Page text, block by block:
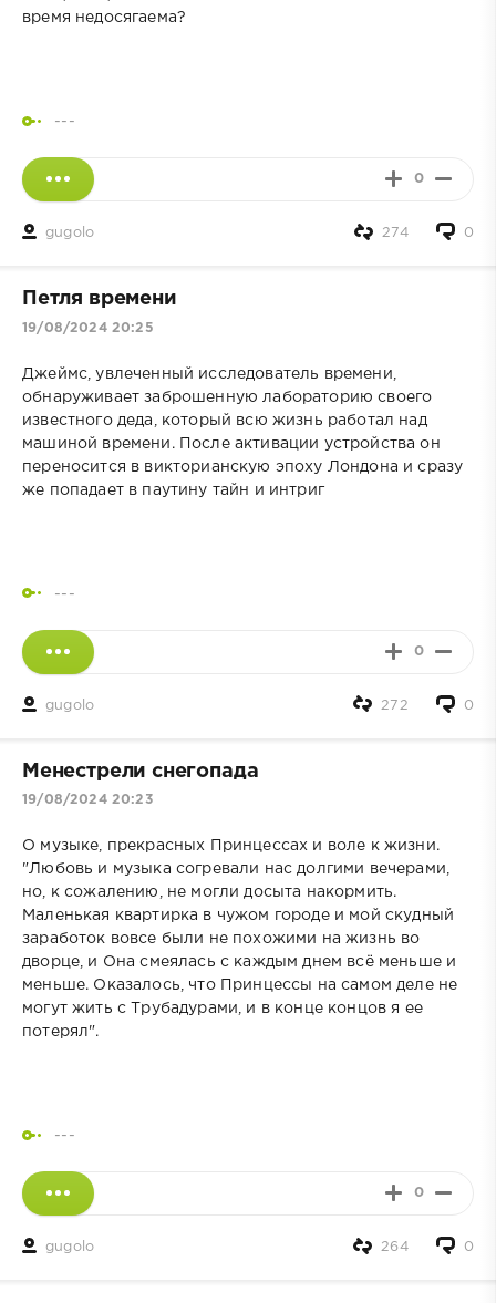
время недосягаема?
---
0
gugolo 0
274
Петля времени
19/08/2024 20:25
Джеймс, увлеченный исследователь времени,
обнаруживает заброшенную лабораторию своего
известного деда, который всю жизнь работал над
машиной времени. После активации устройства он
переносится в викторианскую эпоху Лондона и сразу
же попадает в паутину тайн и интриг
---
0
gugolo 0
272
Менестрели снегопада
19/08/2024 20:23
О музыке, прекрасных Принцессах и воле к жизни.
"Любовь и музыка согревали нас долгими вечерами,
но, к сожалению, не могли досыта накормить.
Маленькая квартирка в чужом городе и мой скудный
заработок вовсе были не похожими на жизнь во
дворце, и Она смеялась с каждым днем всё меньше и
меньше. Оказалось, что Принцессы на самом деле не
могут жить с Трубадурами, и в конце концов я ее
потерял".
---
0
gugolo 0
264